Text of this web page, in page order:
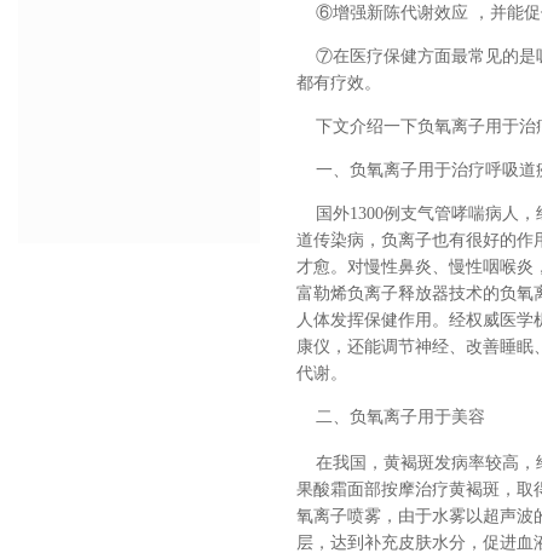
⑥增强新陈代谢效应 ，并能促
⑦在医疗保健方面最常见的是
都有疗效。
下文介绍一下负氧离子用于治
一、负氧离子用于治疗呼吸道
国外1300例支气管哮喘病人，
道传染病，负离子也有很好的作
才愈。对慢性鼻炎、慢性咽喉炎
富勒烯负离子释放器技术的负氧
人体发挥保健作用。经权威医
康仪，还能调节神经、改善睡
代谢。
二、负氧离子用于美容
在我国，黄褐斑发病率较高，
果酸霜面部按摩治疗黄褐斑，取
氧离子喷雾，由于水雾以超声波
层，达到补充皮肤水分，促进